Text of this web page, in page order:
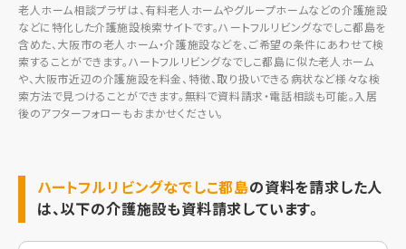
老人ホーム相談プラザは、有料老人ホームやグループホームなどの介護施設
などに特化した介護施設検索サイトです。ハートフルリビングなでしこ都島を
含めた、大阪市の老人ホーム・介護施設などを、ご希望の条件にあわせて検
索することができます。ハートフルリビングなでしこ都島に似た老人ホーム
や、大阪市近辺の介護施設を料金、特徴、取り扱いできる病状など様々な検
索方法で見つけることができます。無料で資料請求・電話相談も可能。入居
後のアフターフォローもおまかせください。
ハートフルリビングなでしこ都島の資料を請求した人
は、以下の介護施設も資料請求しています。